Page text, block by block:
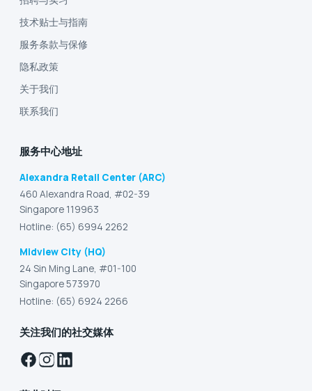
技术贴士与指南
服务条款与保修
隐私政策
关于我们
联系我们
服务中心地址
Alexandra Retail Center (ARC)
460 Alexandra Road, #02-39
Singapore 119963
Hotline: (65) 6994 2262
Midview City (HQ)
24 Sin Ming Lane, #01-100
Singapore 573970
Hotline: (65) 6924 2266
关注我们的社交媒体